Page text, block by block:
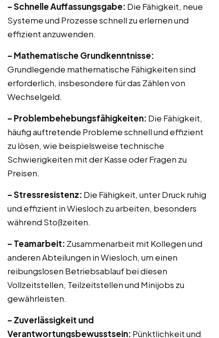
– Schnelle Auffassungsgabe: Die Fähigkeit, neue
Systeme und Prozesse schnell zu erlernen und
effizient anzuwenden.
– Mathematische Grundkenntnisse:
Grundlegende mathematische Fähigkeiten sind
erforderlich, insbesondere für das Zählen von
Wechselgeld.
– Problembehebungsfähigkeiten: Die Fähigkeit,
häufig auftretende Probleme schnell und effizient
zu lösen, wie beispielsweise technische
Schwierigkeiten mit der Kasse oder Fragen zu
Preisen.
– Stressresistenz: Die Fähigkeit, unter Druck ruhig
und effizient in Wiesloch zu arbeiten, besonders
während Stoßzeiten.
– Teamarbeit: Zusammenarbeit mit Kollegen und
anderen Abteilungen in Wiesloch, um einen
reibungslosen Betriebsablauf bei diesen
Vollzeitstellen, Teilzeitstellen und Minijobs zu
gewährleisten.
– Zuverlässigkeit und
Verantwortungsbewusstsein: Pünktlichkeit und